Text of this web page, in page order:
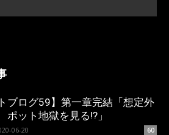
ブログ59】第一章完結「想定外
ポット地獄を見る!?」
06-20 60